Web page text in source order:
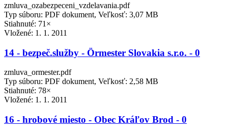
zmluva_ozabezpeceni_vzdelavania.pdf
Typ súboru: PDF dokument, Veľkosť: 3,07 MB
Stiahnuté: 71×
Vložené: 1. 1. 2011
14 - bezpeč.služby - Örmester Slovakia s.r.o. - 0
zmluva_ormester.pdf
Typ súboru: PDF dokument, Veľkosť: 2,58 MB
Stiahnuté: 78×
Vložené: 1. 1. 2011
16 - hrobové miesto - Obec Kráľov Brod - 0